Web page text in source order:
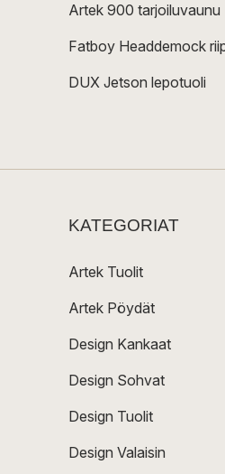
Artek 900 tarjoiluvaunu
Fatboy Headdemock
DUX Jetson lepotuoli
KATEGORIAT
Artek Tuolit
Artek Pöydät
Design Kankaat
Design Sohvat
Design Tuolit
Design Valaisin